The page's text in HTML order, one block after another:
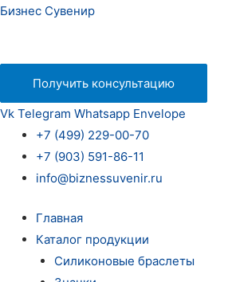
Бизнес Сувенир
Получить консультацию
Vk Telegram Whatsapp Envelope
+7 (499) 229-00-70
+7 (903) 591-86-11
info@biznessuvenir.ru
Главная
Каталог продукции
Силиконовые браслеты